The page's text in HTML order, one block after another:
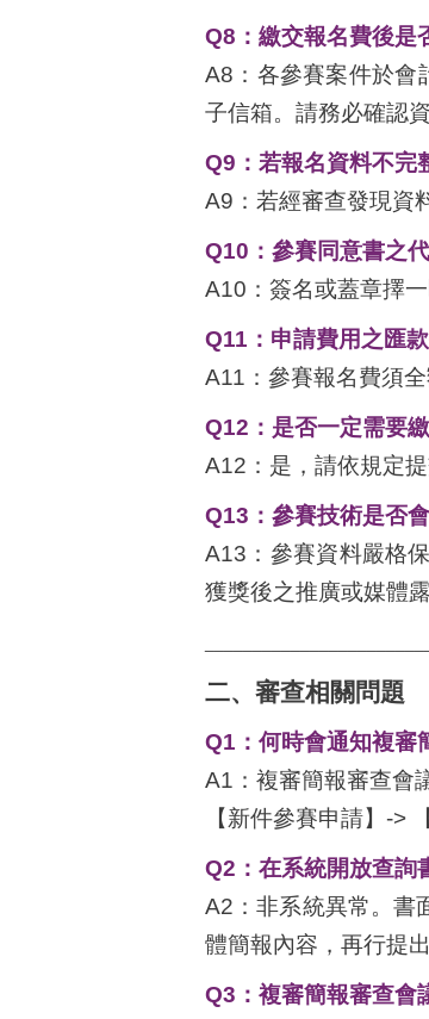
Q8 ：繳交報名費後
A8：各參賽案件於會
子信箱。請務必確認
Q9 ：若報名資料不完
A9：若經審查發現資
Q10 ：參賽同意書之
A10：簽名或蓋章擇一
Q11 ：申請費用之匯
A11：參賽報名費須
Q12 ：是否一定需要
A12：是，請依規定
Q13 ：參賽技術是否
A13：參賽資料嚴格
獲獎後之推廣或媒體
二、審查相關問題
Q1 ：何時會通知複
A1：複審簡報審查會
【新件參賽申請】->
Q2 ：在系統開放查
A2：非系統異常。書
體簡報內容，再行提
Q3 ：複審簡報審查